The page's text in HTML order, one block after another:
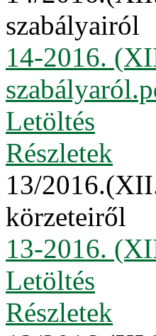
szabályairól
14-2016.
Letöltés
Részletek
13/
körzeteiről
13-2016.
Letöltés
Részletek